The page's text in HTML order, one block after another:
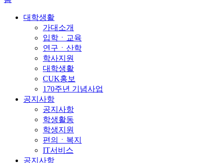
대학생활
가대소개
입학ㆍ교육
연구ㆍ산학
학사지원
대학생활
CUK홍보
170주년 기념사업
공지사항
공지사항
학생활동
학생지원
편의ㆍ복지
IT서비스
공지사항